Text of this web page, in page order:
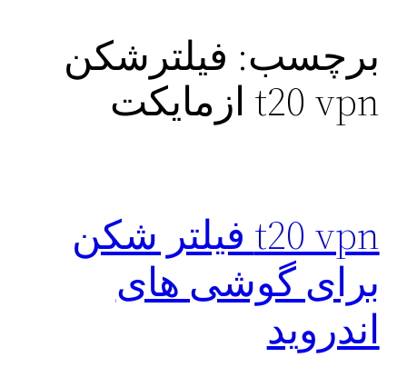
برچسب: فیلترشکن
t20 vpn ازمایکت
t20 vpn فیلتر شکن
برای گوشی های
اندروید